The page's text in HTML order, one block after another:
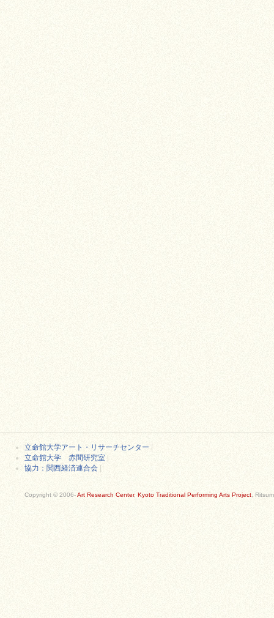
立命館大学アート・リサーチセンター
立命館大学 赤間研究室
協力：関西経済連合会
Copyright © 2006-Art Research Center, Kyoto Traditional Performing Arts Project ,